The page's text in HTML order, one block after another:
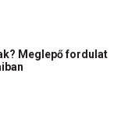
Meglepő fordulat